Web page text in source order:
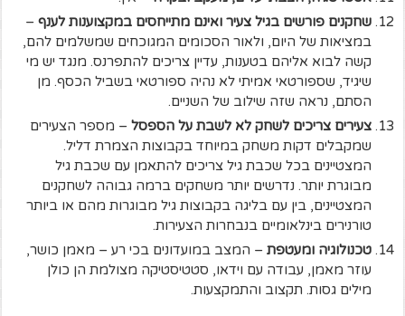
שחקנים פורשים בגיל צעיר ואינם מתייחסים במקצוענות לענף –
במציאות של היום, ולאור הסכומים המגוכחים שמשלמים להם,
קשה לבוא אליהם בטענות, עדיין צריכים להתפרנס. מנגד יש מי
שיגיד, שספורטאי אמיתי לא נהיה ספורטאי בשביל הכסף. מן
הסתם, נראה שזה שילוב של השניים.
צעירים צריכים לשחק לא לשבת על הספסל – מספר הצעירים
שמקבלים דקות משחק במיוחד בקבוצות הצמרת דליל.
המצטיינים בכל שכבת גיל צריכים להתאמן עם שכבת גיל
מבוגרת יותר. נדרשים יותר משחקים ברמה גבוהה לשחקנים
המצטיינים, בין עם בליגה בקבוצות גיל מבוגרות מהם או ביותר
טורנירים בינלאומיים בנבחרות הצעירות.
טכנולוגיה ומעטפת – המצב במועדונים בכי רע – מאמן כושר,
עוזר מאמן, עבודה עם וידאו, סטטיסטיקה מצולמת הן כולן
מילים גסות. תקצוב והתמקצעות.